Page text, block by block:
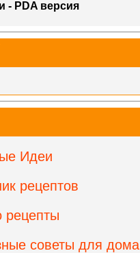
- PDA версия
Идеи
рецептов
рецепты
советы для дома